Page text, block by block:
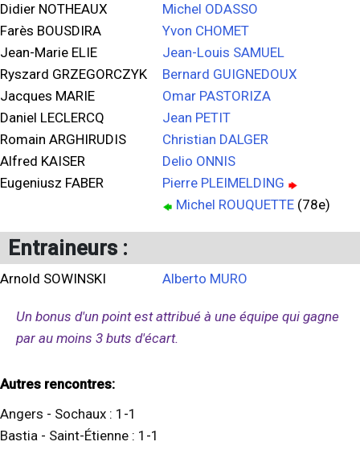
Didier NOTHEAUX
Farès BOUSDIRA
Jean-Marie ELIE
Ryszard GRZEGORCZYK
Jacques MARIE
Daniel LECLERCQ
Romain ARGHIRUDIS
Alfred KAISER
Eugeniusz FABER
Michel ODASSO
Yvon CHOMET
Jean-Louis SAMUEL
Bernard GUIGNEDOUX
Omar PASTORIZA
Jean PETIT
Christian DALGER
Delio ONNIS
Pierre PLEIMELDING
Michel ROUQUETTE(78e)
Entraineurs :
Arnold SOWINSKI Alberto MURO
Un bonus d'un point est attribué à une équipe qui gagne
par au moins 3 buts d'écart.
Autres rencontres:
Angers - Sochaux : 1 -1
Bastia - Saint-Étienne : 1 -1